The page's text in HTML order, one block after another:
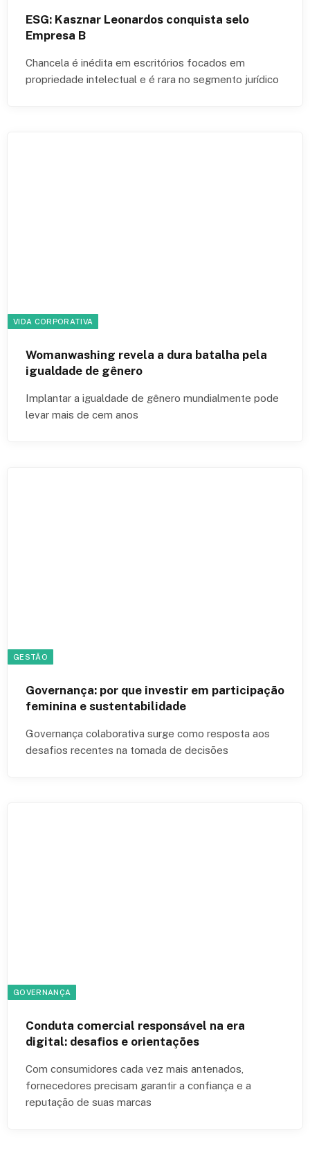
ESG: Kasznar Leonardos conquista selo
Empresa B
Chancela é inédita em escritórios focados em
propriedade intelectual e é rara no segmento jurídico
VIDA CORPORATIVA
Womanwashing revela a dura batalha pela
igualdade de gênero
Implantar a igualdade de gênero mundialmente pode
levar mais de cem anos
GESTÃO
Governança: por que investir em participação
feminina e sustentabilidade
Governança colaborativa surge como resposta aos
desafios recentes na tomada de decisões
GOVERNANÇA
Conduta comercial responsável na era
digital: desafios e orientações
Com consumidores cada vez mais antenados,
fornecedores precisam garantir a confiança e a
reputação de suas marcas